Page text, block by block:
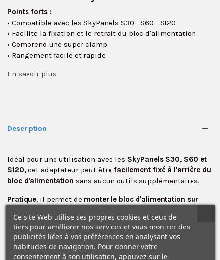
Points forts :
• Compatible avec les SkyPanels S30 - S60 - S120
• Facilite la fixation et le retrait du bloc d'alimentation
• Comprend une super clamp
• Rangement facile et rapide
En savoir plus
Description
Idéal pour une utilisation avec les SkyPanels S30, S60 et
S120, cet adaptateur peut être facilement fixé à l'arrière du
bloc d'alimentation sans aucun outils supplémentaires.
Pratique, il permet de monter le bloc d'alimentation sur
Lasuper clampintégrée permet un montage facile des
accessoiressur différents objets, ainsi qu'unefixation et
un retrait rapides du bloc d'alimentation.
Ce site Web utilise ses propres cookies et ceux de
tiers pour améliorer nos services et vous montrer des
publicités liées à vos préférences en analysant vos
habitudes de navigation. Pour donner votre
consentement à son utilisation, appuyez sur le
✕